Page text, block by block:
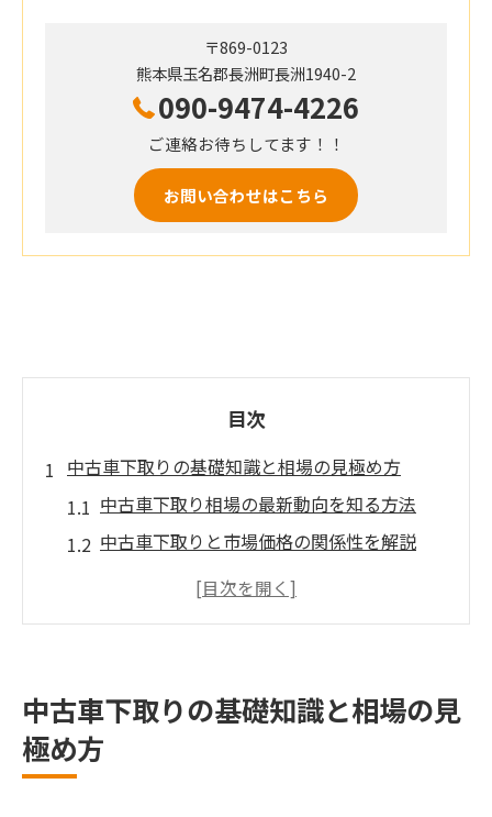
〒869-0123
熊本県玉名郡長洲町長洲1940-2
090-9474-4226
ご連絡お待ちしてます！！
お問い合わせはこちら
目次
中古車下取りの基礎知識と相場の見極め方
中古車下取り相場の最新動向を知る方法
中古車下取りと市場価格の関係性を解説
相場表を活用した中古車価格の把握術
下取りと買取の違いから考える賢い中古車売却
法
中古車下取りの基礎知識と相場の見
極め方